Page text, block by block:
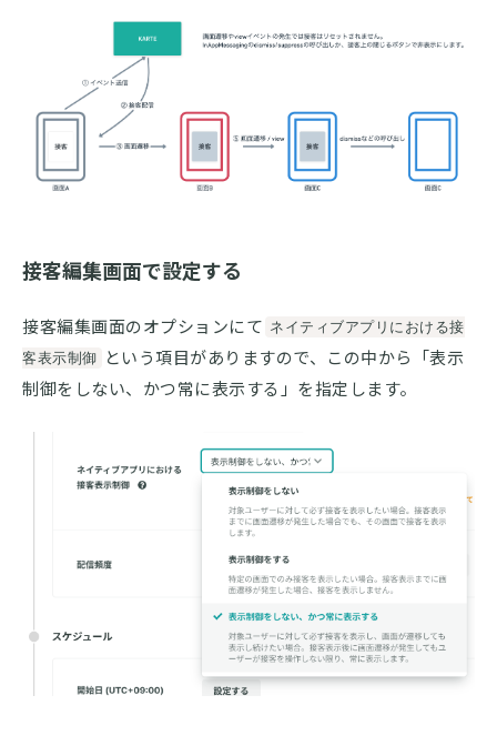
接客編集画面で設定する
接客編集画面のオプションにて ネイティブアプリにおける接
客表示制御
という項目がありますので、この中から「表示
制御をしない、かつ常に表示する」を指定します。